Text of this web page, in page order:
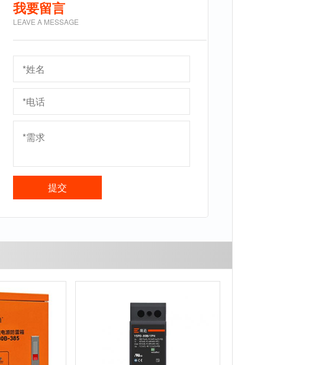
我要留言
LEAVE A MESSAGE
提交